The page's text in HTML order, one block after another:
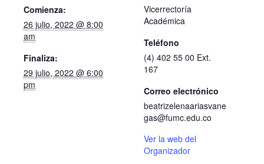
Comienza:
26 julio, 2022 @ 8:00
am
Finaliza:
29 julio, 2022 @ 6:00
pm
Vicerrectoría
Académica
Teléfono
(4) 402 55 00 Ext.
167
Correo electrónico
beatrizelenaariasvane
gas@fumc.edu.co
Ver la web del
Organizador